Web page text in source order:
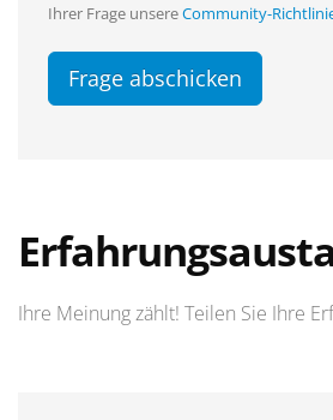
Ihrer Frage unsereCommunity-
Frage abschicken
Ihre Meinung zählt! Teilen Sie Ihre